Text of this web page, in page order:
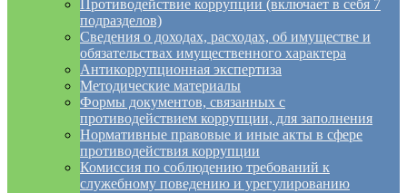
Противодействие коррупции (включает в себя 7
подразделов)
Сведения о доходах, расходах, об имуществе и
обязательствах имущественного характера
Антикоррупционная экспертиза
Методические материалы
Формы документов, связанных с
противодействием коррупции, для заполнения
Нормативные правовые и иные акты в сфере
противодействия коррупции
Комиссия по соблюдению требований к
служебному поведению и урегулированию